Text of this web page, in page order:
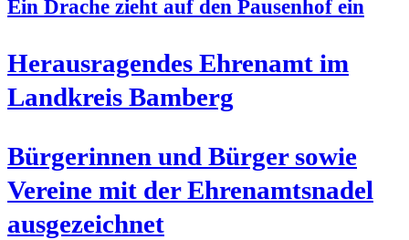
Ein Dra­che zieht auf den Pau­sen­hof ein
Her­aus­ra­gen­des Ehren­amt im
Land­kreis Bamberg
Bür­ge­rin­nen und Bür­ger sowie
Ver­ei­ne mit der Ehren­amts­na­del
ausgezeichnet